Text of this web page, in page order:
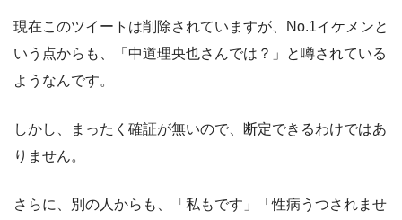
現在このツイートは削除されていますが、No.1イケメンと
いう点からも、「中道理央也さんでは？」と噂されている
ようなんです。
しかし、まったく確証が無いので、断定できるわけではあ
りません。
さらに、別の人からも、「私もです」「性病うつされませ